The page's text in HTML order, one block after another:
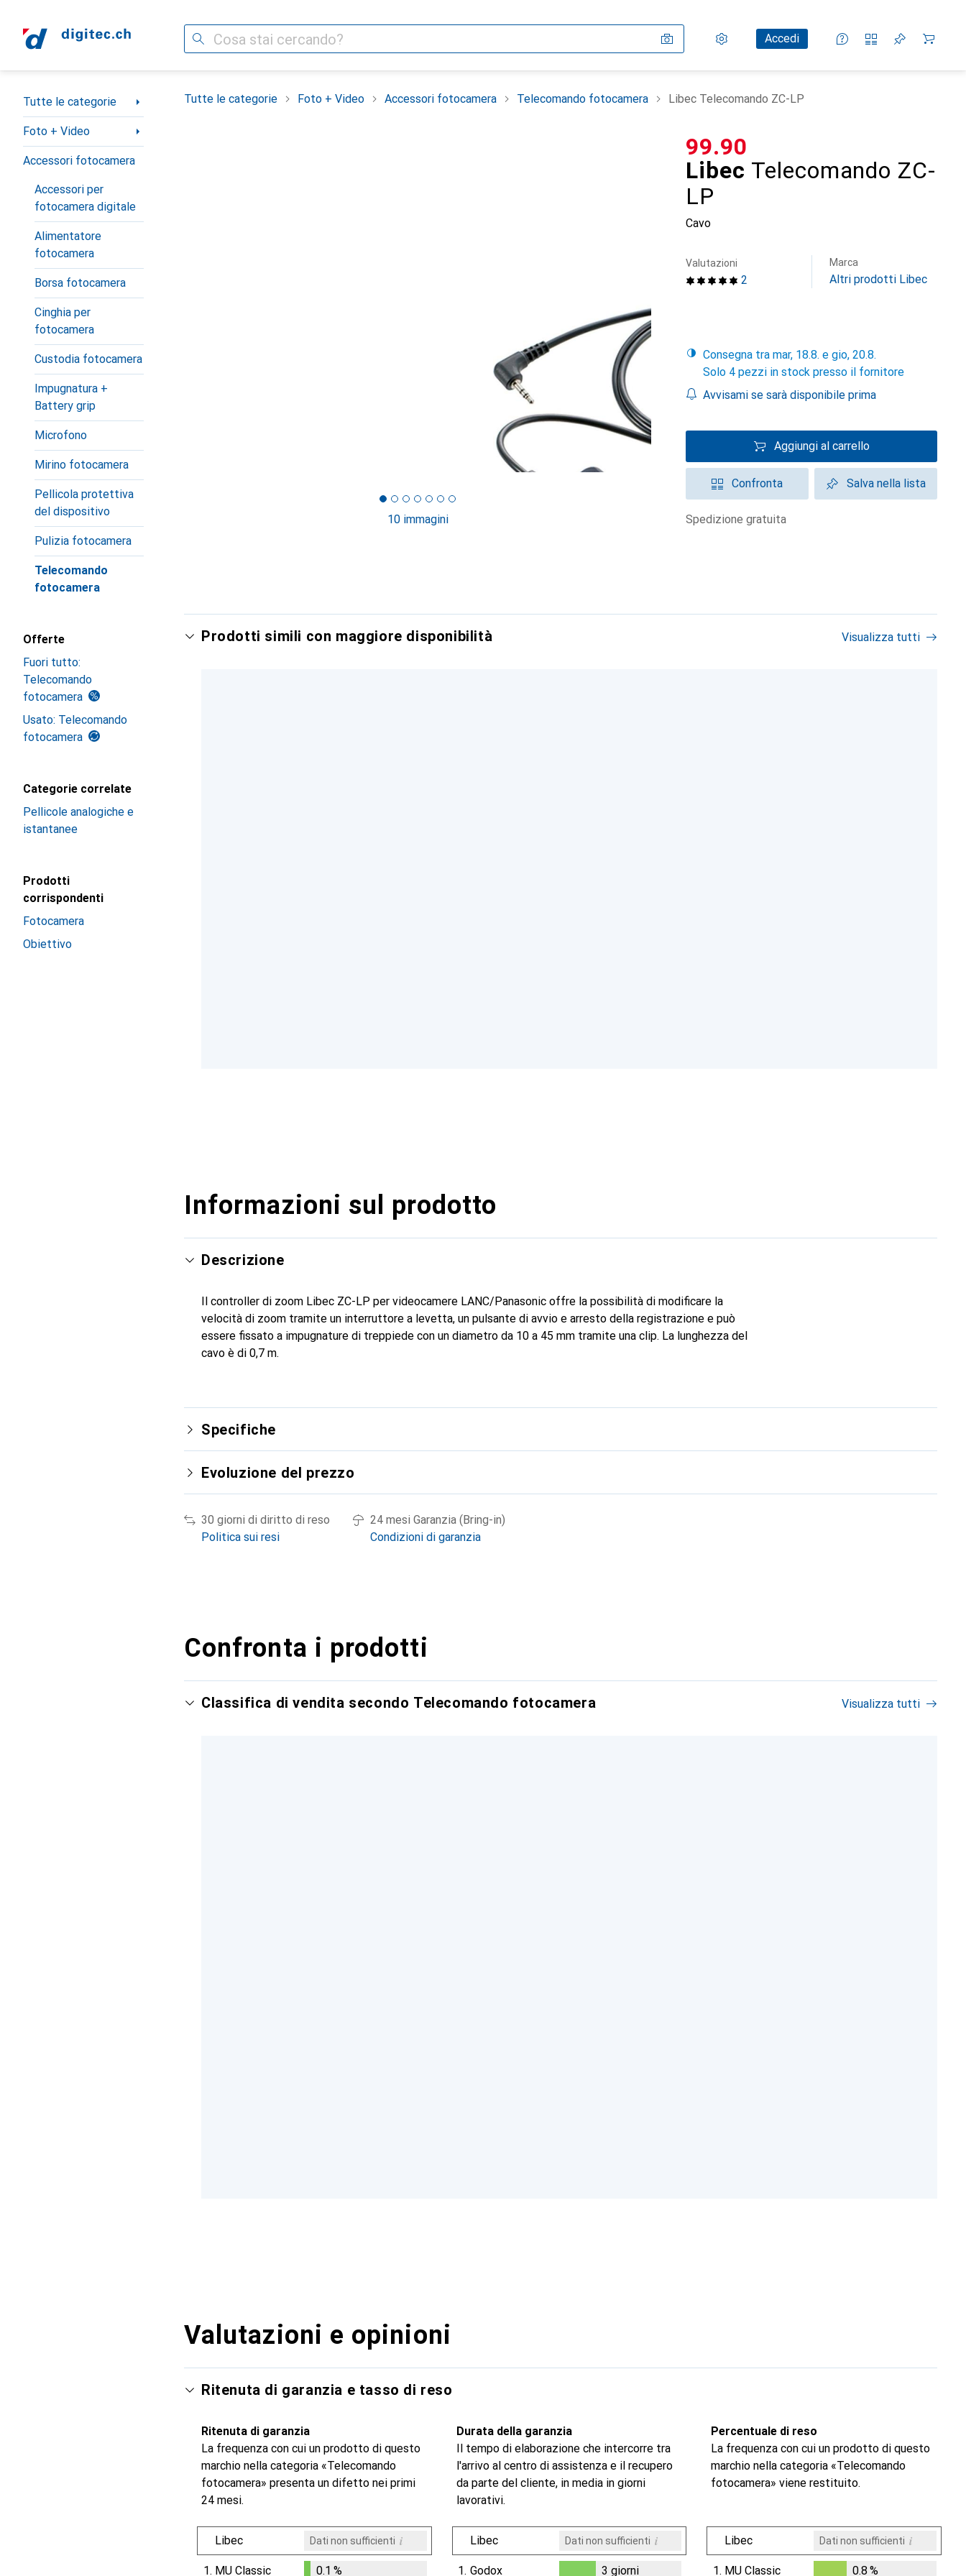
Cerca Impostazioni
Conto clienteAccedi
Liste di confronto
Liste dei desideri
Carrello
Categoria Navigazione
Tutte le categorie
Foto + Video
Accessori fotocamera
Accessori per
fotocamera digitale
Alimentatore
fotocamera
Borsa fotocamera
Cinghia per
fotocamera
Custodia fotocamera
Impugnatura +
Battery grip
Microfono
Mirino fotocamera
Pellicola protettiva
del dispositivo
Pulizia fotocamera
Telecomando
fotocamera
Offerte
Fuori tutto:
Telecomando
fotocamera
Usato: Telecomando
fotocamera
Categorie correlate
Pellicole analogiche e
istantanee
Prodotti
corrispondenti
Fotocamera
Obiettivo
Tutte le categorie Foto + Video Accessori fotocamera Telecomando fotocamera Libec Telecomando ZC-LP
10 immagini
Libec Telecomando ZC-
LP
Cavo
CHF
99.90
2
Valutazioni Marca
Altri prodotti Libec
Consegna tra mar, 18.8. e gio, 20.8.
Solo 4 pezzi in stock presso il fornitore
Avvisami se sarà disponibile prima
Aggiungi al carrello
Confronta Salva nella lista
spedizione gratuita
Prodotti simili con maggiore disponibilità Visualizza tutti
Informazioni sul prodotto
Descrizione
Il controller di zoom Libec ZC-LP per videocamere LANC/Panasonic offre la possibilità di modificare la
velocità di zoom tramite un interruttore a levetta, un pulsante di avvio e arresto della registrazione e può
essere fissato a impugnature di treppiede con un diametro da 10 a 45 mm tramite una clip. La lunghezza del
cavo è di 0,7 m.
Specifiche
Evoluzione del prezzo
30 giorni di diritto di reso
Politica sui resi
24 mesi Garanzia (Bring-in)
Condizioni di garanzia
Confronta i prodotti
Classifica di vendita secondo Telecomando fotocamera Visualizza tutti
Valutazioni e opinioni
Ritenuta di garanzia e tasso di reso
Ritenuta di garanzia
La frequenza con cui un prodotto di questo
marchio nella categoria «Telecomando
fotocamera» presenta un difetto nei primi
24 mesi.
Libec Dati non sufficienti i
1. MU Classic 0.1 %
Durata della garanzia
Il tempo di elaborazione che intercorre tra
l'arrivo al centro di assistenza e il recupero
da parte del cliente, in media in giorni
lavorativi.
Libec Dati non sufficienti i
1. Godox 3 giorni
Percentuale di reso
La frequenza con cui un prodotto di questo
marchio nella categoria «Telecomando
fotocamera» viene restituito.
Libec Dati non sufficienti i
1. MU Classic 0.8 %